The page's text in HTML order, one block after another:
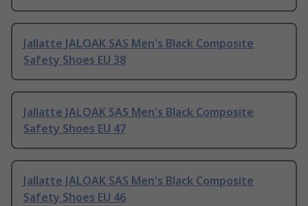
Jallatte JALOAK SAS Men's Black Composite
Safety Shoes EU 38
Jallatte JALOAK SAS Men's Black Composite
Safety Shoes EU 47
Jallatte JALOAK SAS Men's Black Composite
Safety Shoes EU 46